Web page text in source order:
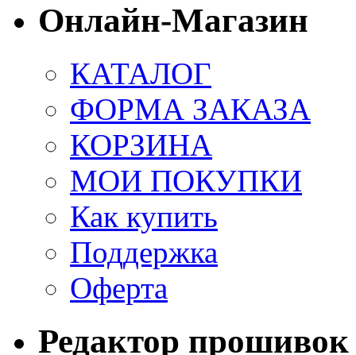
Онлайн-Магазин
КАТАЛОГ
ФОРМА ЗАКАЗА
КОРЗИНА
МОИ ПОКУПКИ
Как купить
Поддержка
Оферта
Редактор прошивок